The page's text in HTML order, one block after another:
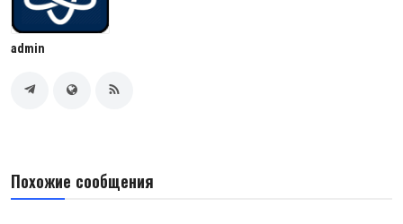
admin
Похожие сообщения